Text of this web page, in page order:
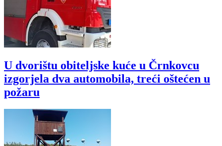
U dvorištu obiteljske kuće u Črnkovcu
izgorjela dva automobila, treći oštećen u
požaru